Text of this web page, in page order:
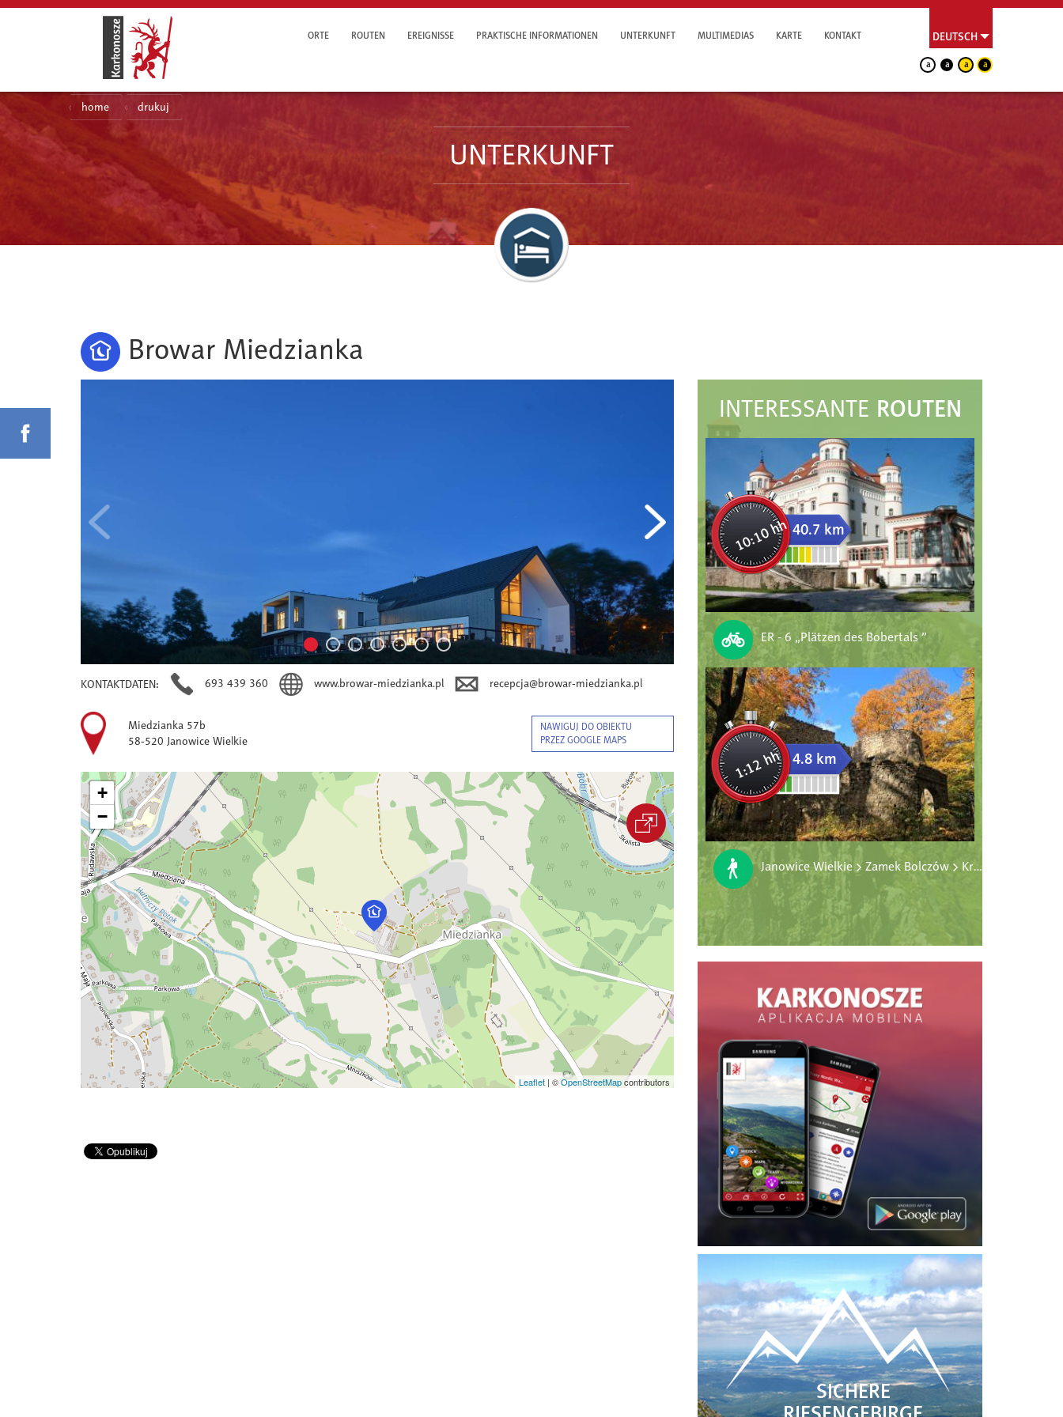
DEUTSCH
a a a a
ORTE ROUTEN EREIGNISSE PRAKTISCHE INFORMATIONEN UNTERKUNFT MULTIMEDIAS KARTE KONTAKT
home drukuj
UNTERKUNFT
Browar Miedzianka
KONTAKTDATEN: 693 439 360 www.browar-miedzianka.pl recepcja@browar-miedzianka.pl
Miedzianka 57b
58-520 Janowice Wielkie
NAWIGUJ DO OBIEKTU
PRZEZ GOOGLE MAPS
+
−
Leaflet | ©OpenStreetMapcontributors
INTERESSANTE ROUTEN
10:10 hh40.7 km
ER - 6 „Plätzen des Bobertals ”
1:12 hh 4.8 km
Janowice Wielkie > Zamek Bolczów > Krowiarki > Janowice Wielkie
SICHERE